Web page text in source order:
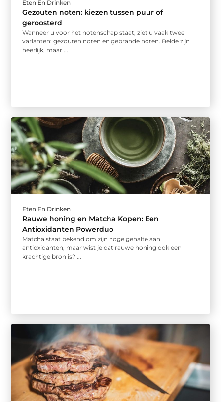
Eten En Drinken
Gezouten noten: kiezen tussen puur of
geroosterd
Wanneer u voor het notenschap staat, ziet u vaak twee
varianten: gezouten noten en gebrande noten. Beide zijn
heerlijk, maar ...
Eten En Drinken
Rauwe honing en Matcha Kopen: Een
Antioxidanten Powerduo
Matcha staat bekend om zijn hoge gehalte aan
antioxidanten, maar wist je dat rauwe honing ook een
krachtige bron is? ...